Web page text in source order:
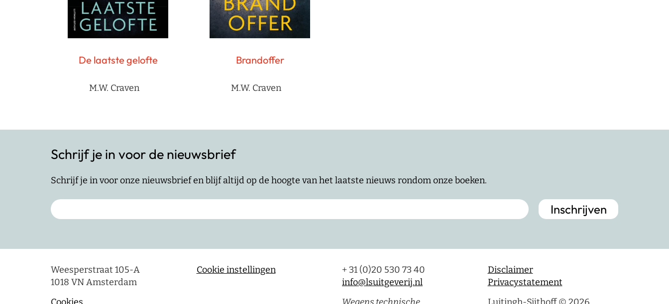
De laatste gelofte
M.W. Craven
Brandoffer
M.W. Craven
Schrijf je in voor de nieuwsbrief
Schrijf je in voor onze nieuwsbrief en blijf altijd op de hoogte van het laatste nieuws rondom onze boeken.
Weesperstraat 105-A
1018 VN Amsterdam
Cookie instellingen
+ 31 (0)20 530 73 40
info@lsuitgeverij.nl
Disclaimer
Privacystatement